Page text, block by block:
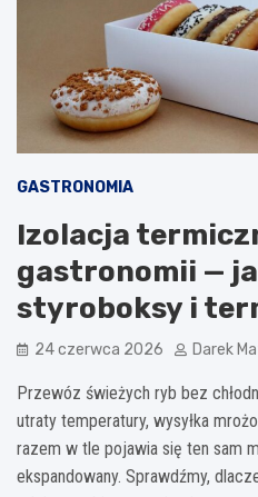
GASTRONOMIA
Izolacja
gastronomii —
styroboksy i
24 czerwca 2026 Darek
Przewóz świeżych ryb bez
utraty temperatury, wysyłka
razem w tle pojawia się ten sam
ekspandowany. Sprawdźmy,